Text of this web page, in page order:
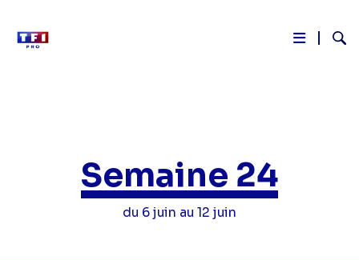
Semaine 24
du 6 juin au 12 juin